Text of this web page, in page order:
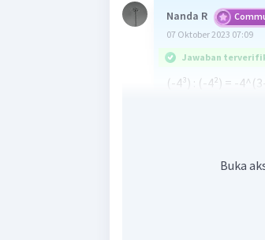
Nanda R
07 Oktober 2023 07:09
Jawaban
(-4³) : (-4²) = -
Buka